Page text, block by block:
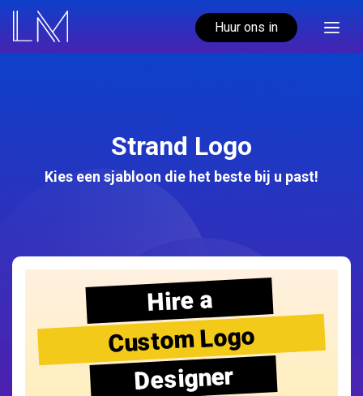
Huur ons in
Strand Logo
Kies een sjabloon die het beste bij u past!
Hire a
Custom Logo
Designer